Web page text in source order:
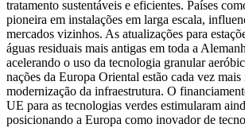
tratamento sustentáveis e eficientes. Países
pioneira em instalações em larga escala,
mercados vizinhos. As atualizações para
águas residuais mais antigas em toda a
acelerando o uso da tecnologia granular
nações da Europa Oriental estão cada vez
modernização da infraestrutura. O
UE para as tecnologias verdes estimularam
posicionando a Europa como inovador de